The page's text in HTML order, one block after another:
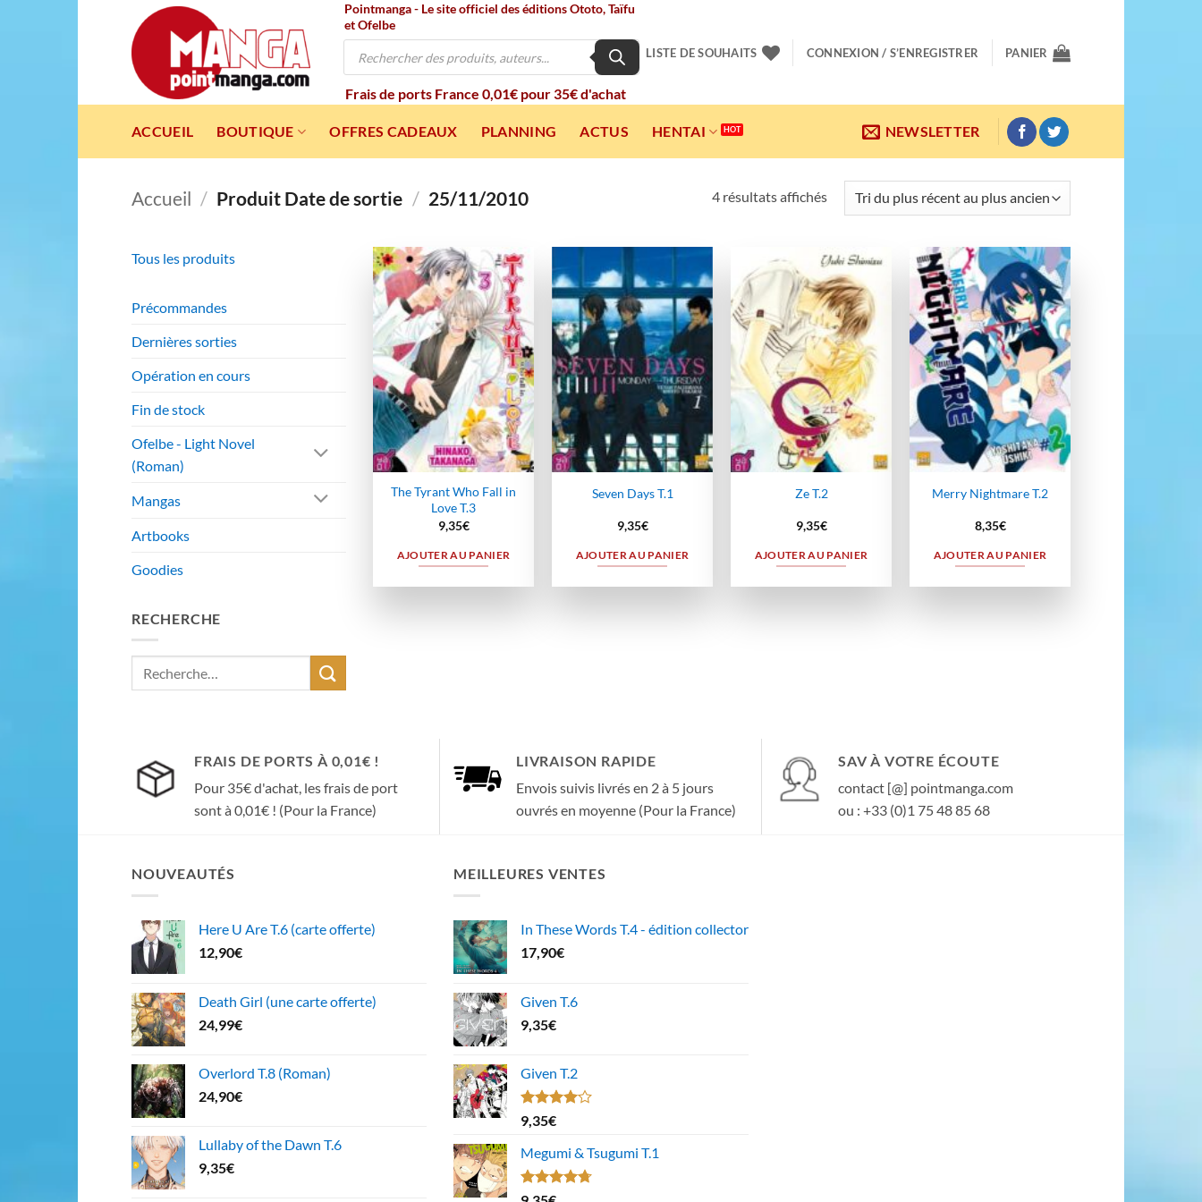
Pointmanga - Le site officiel des éditions Ototo, Taïfu
et Ofelbe
Recherche
Frais de ports France 0,01€ pour 35€ d'achat
LISTE DE SOUHAITS CONNEXION / S’ENREGISTRER PANIER
ACCUEIL BOUTIQUE OFFRES CADEAUX PLANNING ACTUS HENTAI NEWSLETTER
Accueil / Produit Date de sortie / 25/11/2010 4 résultats affichésTrié
récent
au
plus
ancien
Tous les produits
Précommandes
Dernières sorties
Opération en cours
Fin de stock
Ofelbe - Light Novel
(Roman)
Mangas
Artbooks
Goodies
RECHERCHE
Ajouter
à la
wishlist
The Tyrant Who Fall in
Love T.3
9,35€
AJOUTER AU PANIER
Ajouter
à la
wishlist
Seven Days T.1
9,35€
AJOUTER AU PANIER
Ajouter
à la
wishlist
Ze T.2
9,35€
AJOUTER AU PANIER
Ajouter
à la
wishlist
Merry Nightmare T.2
8,35€
AJOUTER AU PANIER
FRAIS DE PORTS À 0,01€ !
Pour 35€ d'achat, les frais de port
sont à 0,01€ ! (Pour la France)
LIVRAISON RAPIDE
Envois suivis livrés en 2 à 5 jours
ouvrés en moyenne (Pour la France)
SAV À VOTRE ÉCOUTE
contact [@] pointmanga.com
ou : +33 (0)1 75 48 85 68
NOUVEAUTÉS
Here U Are T.6 (carte offerte)
12,90€
Death Girl (une carte offerte)
24,99€
Overlord T.8 (Roman)
24,90€
Lullaby of the Dawn T.6
9,35€
MEILLEURES VENTES
In These Words T.4 - édition collector
17,90€
Given T.6
9,35€
Given T.2
Note
4.00
5
9,35€
Megumi & Tsugumi T.1
Note4.67